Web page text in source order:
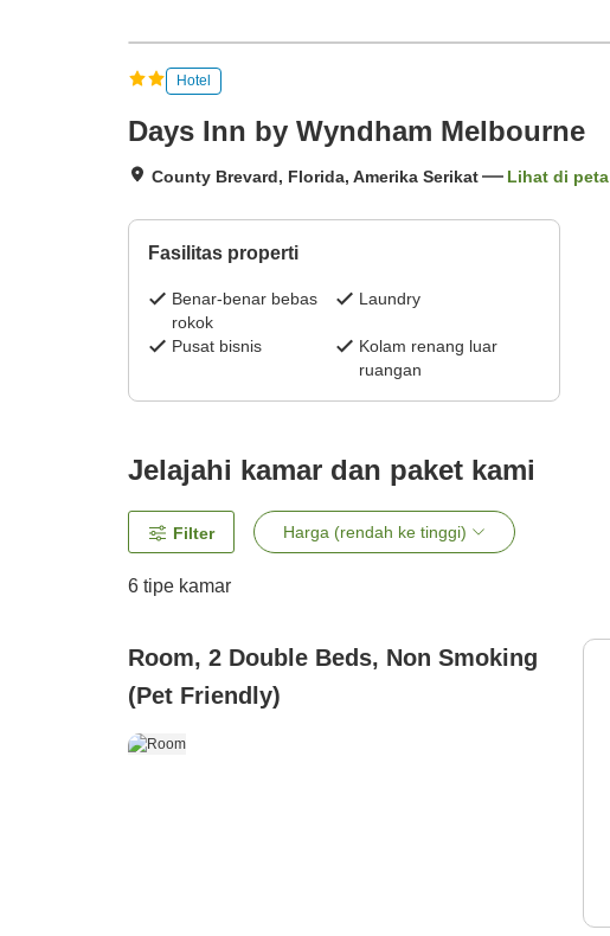
Hotel
Days Inn by Wyndham Melbourne
County Brevard, Florida, Amerika Serikat Lihat di peta
Fasilitas properti
Benar-benar bebas
rokok
Laundry
Pusat bisnis
Kolam renang luar
ruangan
Jelajahi kamar dan paket kami
Filter Harga (rendah ke tinggi)
6 tipe kamar
Room, 2 Double Beds, Non Smoking
(Pet Friendly)